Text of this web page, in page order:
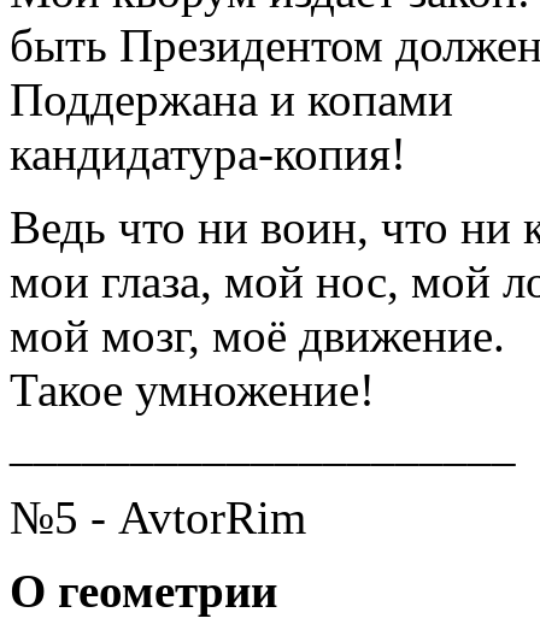
быть Президентом
Поддержана и копами
кандидатура-копия!
Ведь что ни воин, что ни
мои глаза, мой нос, мой
мой мозг, моё движение.
Такое умножение!
№5 - AvtorRim
О геометрии